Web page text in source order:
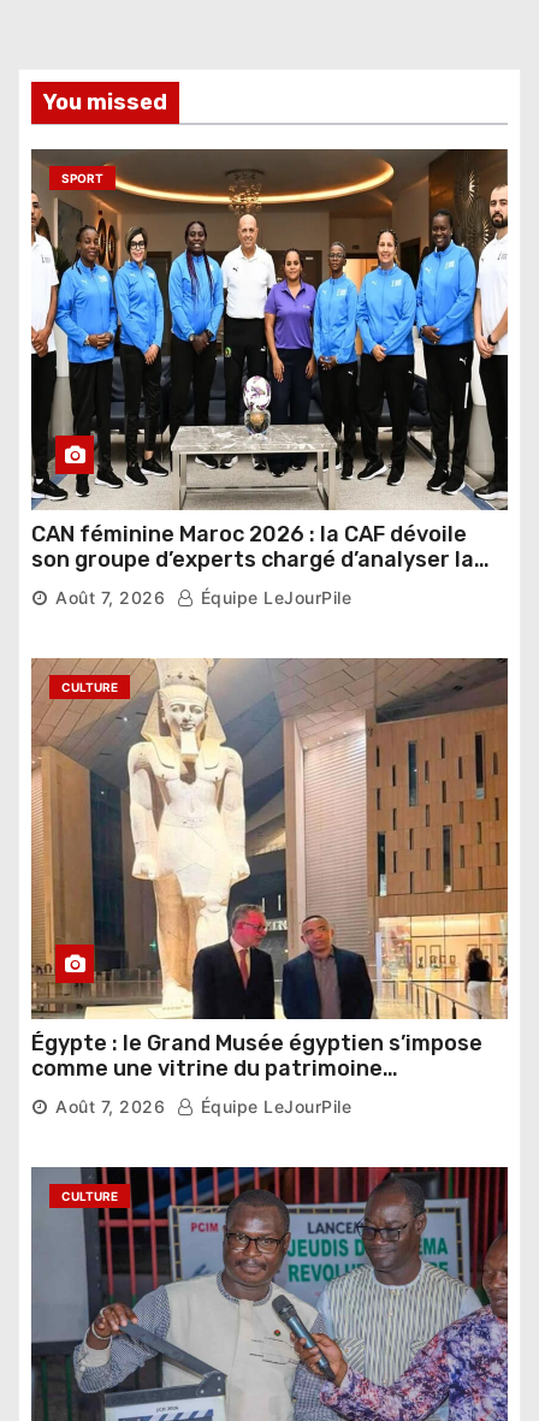
You missed
SPORT
CAN féminine Maroc 2026 : la CAF dévoile
son groupe d’experts chargé d’analyser la
compétition
Août 7, 2026 Équipe LeJourPile
CULTURE
Égypte : le Grand Musée égyptien s’impose
comme une vitrine du patrimoine
pharaonique auprès des dirigeants
étrangers
Août 7, 2026 Équipe LeJourPile
CULTURE